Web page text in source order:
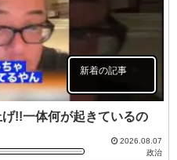
新着の記事
げ!!一体何が起きているの
2026.08.07
政治